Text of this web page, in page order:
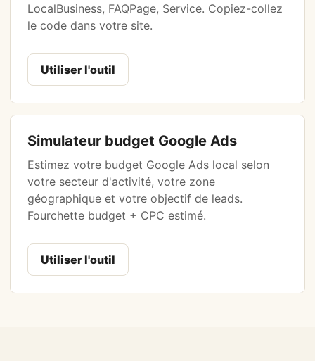
LocalBusiness, FAQPage, Service. Copiez-collez
le code dans votre site.
Utiliser l'outil
Simulateur budget Google Ads
Estimez votre budget Google Ads local selon
votre secteur d'activité, votre zone
géographique et votre objectif de leads.
Fourchette budget + CPC estimé.
Utiliser l'outil